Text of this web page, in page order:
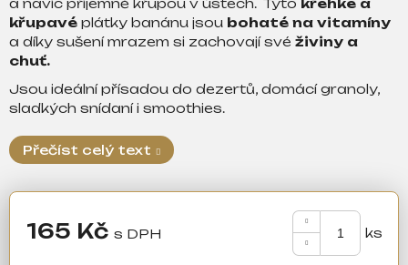
a navíc příjemně křupou v ústech. Tyto křehké a
křupavé plátky banánu jsou bohaté na vitamíny
a díky sušení mrazem si zachovají své živiny a
chuť.
Jsou ideální přísadou do dezertů, domácí granoly,
sladkých snídaní i smoothies.
Přečíst celý text
165 Kč
u
j
e
t
e
a
í
t
?